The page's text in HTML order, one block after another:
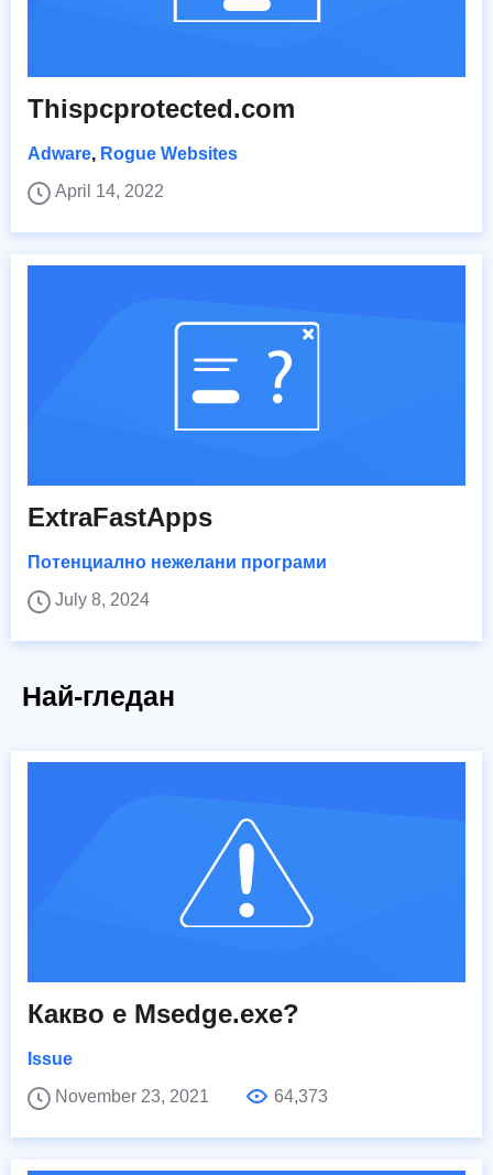
Thispcprotected.com
Adware, Rogue Websites
April 14, 2022
ExtraFastApps
Потенциално нежелани програми
July 8, 2024
Най-гледан
Какво е Msedge.exe?
Issue
November 23, 2021
64,373